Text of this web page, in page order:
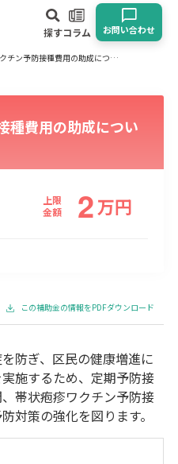
探すコラム お問い合わせ
海外展開 設備投資
IT導入
利厚生
特許・知的財産
被災者支援
コロナ関連
帯状疱疹ワクチン予防接種費用の助成について
種費用の助成につい
上限
金額
2万円
この補助金の情報をPDFダウンロード
防ぎ、区民の健康増進に
施するため、定期予防接
帯状疱疹ワクチン予防接
対策の強化を図ります。